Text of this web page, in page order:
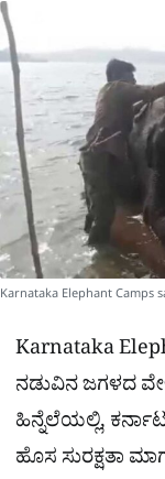
Karnataka Elephant Camps
Karnataka
ನಡುವಿನ ಜಗಳದ
ಹಿನ್ನೆಲೆಯಲ್ಲಿ,
ಹೊಸ ಸುರಕ್ಷತಾ